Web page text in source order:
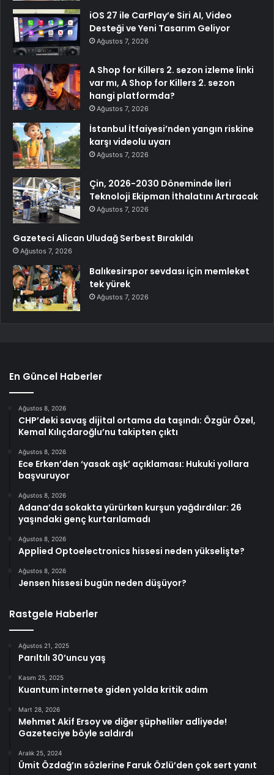
iOS 27 ile CarPlay’e Siri AI, Video
Desteği ve Yeni Tasarım Geliyor
Ağustos 7, 2026
A Shop for Killers 2. sezon izleme linki
var mı, A Shop for Killers 2. sezon
hangi platformda?
Ağustos 7, 2026
İstanbul İtfaiyesi’nden yangın riskine
karşı videolu uyarı
Ağustos 7, 2026
Çin, 2026-2030 Döneminde İleri
Teknoloji Ekipman İthalatını Artıracak
Ağustos 7, 2026
Gazeteci Alican Uludağ Serbest Bırakıldı
Ağustos 7, 2026
Balıkesirspor sevdası için memleket
tek yürek
Ağustos 7, 2026
En Güncel Haberler
Ağustos 8, 2026
CHP’deki savaş dijital ortama da taşındı: Özgür Özel,
Kemal Kılıçdaroğlu’nu takipten çıktı
Ağustos 8, 2026
Ece Erken’den ‘yasak aşk’ açıklaması: Hukuki yollara
başvuruyor
Ağustos 8, 2026
Adana’da sokakta yürürken kurşun yağdırdılar: 26
yaşındaki genç kurtarılamadı
Ağustos 8, 2026
Applied Optoelectronics hissesi neden yükselişte?
Ağustos 8, 2026
Jensen hissesi bugün neden düşüyor?
Rastgele Haberler
Ağustos 21, 2025
Parıltılı 30’uncu yaş
Kasım 25, 2025
Kuantum internete giden yolda kritik adım
Mart 28, 2026
Mehmet Akif Ersoy ve diğer şüpheliler adliyede!
Gazeteciye böyle saldırdı
Aralık 25, 2024
Ümit Özdağ’ın sözlerine Faruk Özlü’den çok sert yanıt